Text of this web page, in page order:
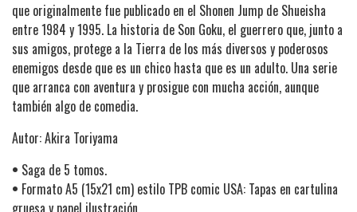
que originalmente fue publicado en el Shonen Jump de Shueisha
entre 1984 y 1995. La historia de Son Goku, el guerrero que, junto a
sus amigos, protege a la Tierra de los más diversos y poderosos
enemigos desde que es un chico hasta que es un adulto. Una serie
que arranca con aventura y prosigue con mucha acción, aunque
también algo de comedia.
Autor: Akira Toriyama
• Saga de 5 tomos.
• Formato A5 (15x21 cm) estilo TPB comic USA: Tapas en cartulina
gruesa y papel ilustración